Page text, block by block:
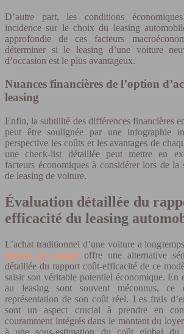
D’autre part, les conditions
incidence sur le choix du leasing
approfondie de ces facteurs
déterminer si le leasing d’une voiture
d’occasion est le plus avantageux.
Nuances financières de l’option
leasing
Enfin, la subtilité des différences financières
peut être soulignée par une infographie
perspective les coûts et les avantages de
une check-list détaillée peut mettre en
facteurs économiques à considérer lors de la
de leasing de voiture.
Évaluation détaillée du
efficacité du leasing
L’achat traditionnel d’une voiture a
leasing de voiture offre une alternative
détaillée du rapport coût-efficacité de ce
saisir son véritable potentiel économique. En
au leasing sont souvent méconnus, ce
représentation de son coût réel. Les frais
sont un aspect crucial à prendre en
couramment intégrés dans le montant du
à une sous-estimation du coût global